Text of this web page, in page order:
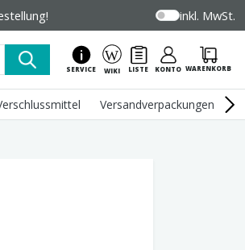
inkl. MwSt.
SERVICE WIKI LISTE KONTO WARENKORB
Versandverpackungen